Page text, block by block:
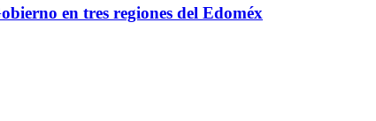
en tres regiones del Edoméx